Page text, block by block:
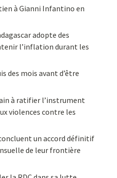
à Gianni Infantino en
adopte des
l’inflation durant les
des mois avant d’être
à ratifier l’instrument
violences contre les
un accord définitif
de leur frontière